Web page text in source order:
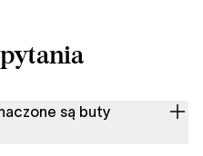
pytania
są buty